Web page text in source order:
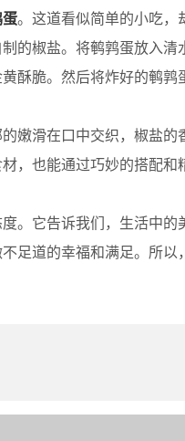
蛋。这道看似简单的小吃，
椒盐。将鹌鹑蛋放入清
酥脆。然后将炸好的鹌
滑在口中交织，椒盐的
，也能通过巧妙的搭配
它告诉我们，生活中的
足道的幸福和满足。所